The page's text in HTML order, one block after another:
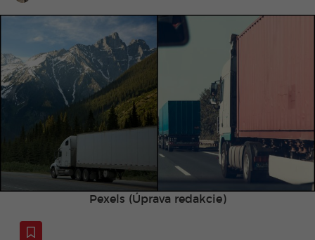
Pexels (Úprava redakcie)